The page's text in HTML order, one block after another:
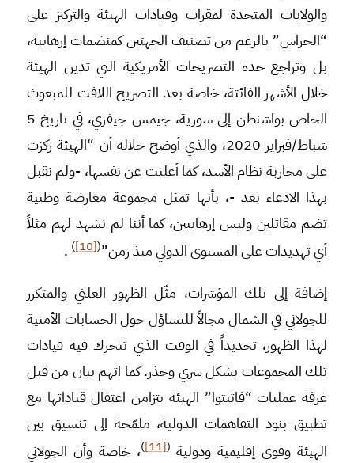
والولايات المتحدة لمقرات وقيادات الهيئة والتركيز على
“الحراس” بالرغم من تصنيف الجهتين كمنضمات إرهابية،
بل وتراجع حدة التصريحات الأمريكية التي تدين الهيئة
خلال الأشهر الفائتة، خاصة بعد التصريح اللافت للمبعوث
الخاص بواشنطن إلى سورية، جيمس جيفري، في تاريخ 5
شباط/فبراير 2020، والذي أوضح خلاله أن “الهيئة ركزت
على محاربة نظام الأسد، كما أعلنت عن نفسها، -ولم نقبل
بهذا الادعاء بعد -، بأنها تمثل مجموعة معارضة وطنية
تضم مقاتلين وليس إرهابيين، كما أننا لم نشهد لهم مثلاً
أي تهديدات على المستوى الدولي منذ زمن”(
[10]
)
.
إضافة إلى تلك المؤشرات، مثّل الظهور العلني والمتكرر
للجولاني في الشمال مجالاً للتساؤل حول الحسابات الأمنية
لهذا الظهور، تحديداً في الوقت الذي تتحرك فيه قيادات
تلك المجموعات بشكل سري وحذر. كما اتهم بيان من قبل
غرفة عمليات “فاثبتوا” الهيئة بتزامن اعتقال قياداتها مع
تطبيق بنود التفاهمات الدولية، ملمّحة إلى تنسيق بين
الهيئة وقوى إقليمية ودولية (
[11]
)، خاصة وأن الجولاني